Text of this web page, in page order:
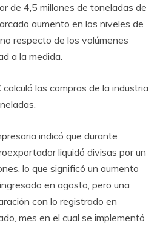
de 4,5 millones de toneladas de
aumento en los niveles de
respecto de los volúmenes
a la medida.
las compras de la industria
indicó que durante
liquidó divisas por un
lo que significó un aumento
en agosto, pero una
con lo registrado en
mes en el cual se implementó